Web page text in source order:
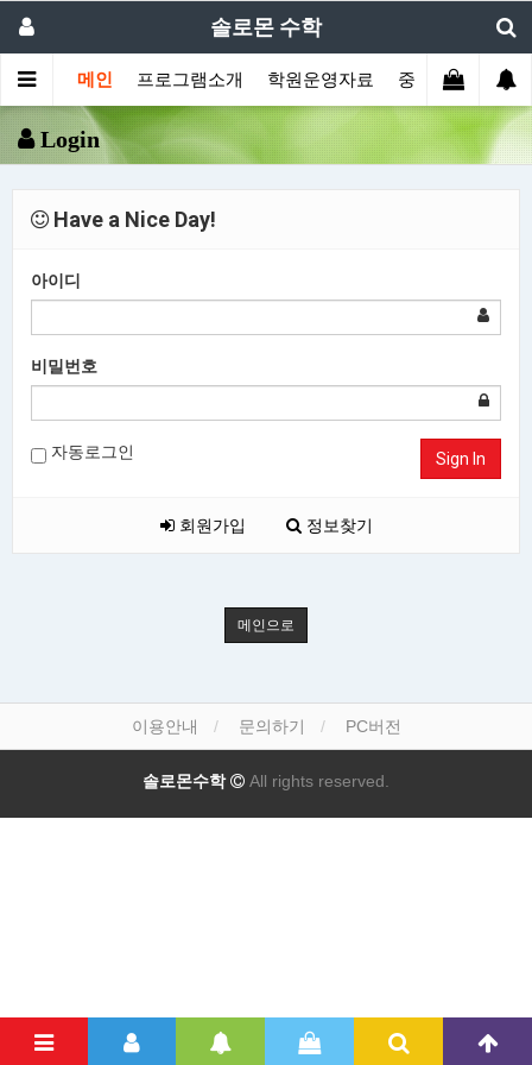
솔로몬 수학
메인 프로그램소개 학원운영자료 중등부프로그램
Login
Have a Nice Day!
아이디
비밀번호
자동로그인 Sign In
회원가입 정보찾기
메인으로
이용안내 문의하기 PC버전
솔로몬수학 All rights reserved.